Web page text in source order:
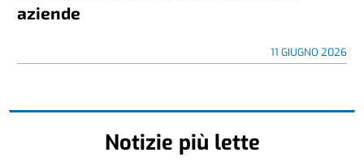
aziende
11 GIUGNO 2026
Notizie più lette